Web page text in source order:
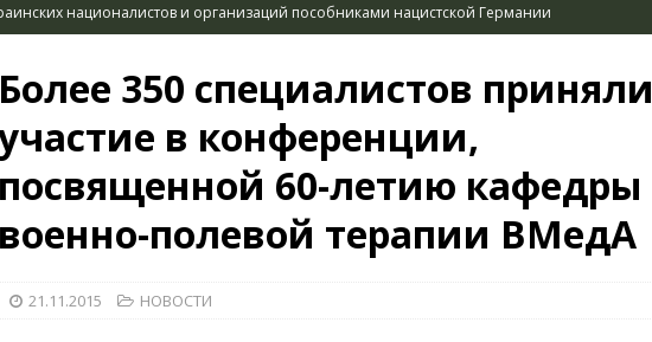
националистов и организаций пособниками нацистской Германии
(2026)
ВОЕННО-ИСТОРИЧЕСКИЙ ЖУРНАЛ
Воениздат
НОВОСТИ
КРАСНАЯ ЗВЕЗДА
КРАСНАЯ ЗВЕЗДА
Более 350 специалистов приняли
в конференции,
посвященной 60-летию кафедры
военно-полевой терапии ВМедА
21.11.2015 НОВОСТИ